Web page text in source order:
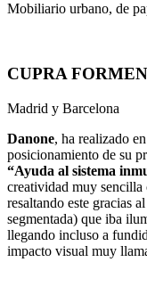
Mobiliario urbano, de
CUPRA
Madrid y Barcelona
Danone, ha realizado en
posicionamiento de su
“Ayuda al sistema
creatividad muy sencilla
resaltando este gracias
segmentada) que iba
llegando incluso a
impacto visual muy